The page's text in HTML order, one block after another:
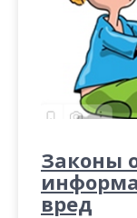
Законы
вред